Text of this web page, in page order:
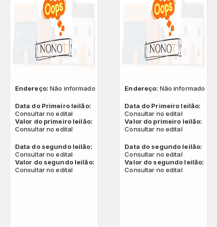
Endereço:Não informado
Data do Primeiro leilão:
Consultar no edital
Valor do primeiro leilão:
Consultar no edital
Data do segundo leilão:
Consultar no edital
Valor do segundo leilão:
Consultar no edital
Endereço: Não informado
Data do Primeiro leilão:
Consultar no edital
Valor do primeiro leilão:
Consultar no edital
Data do segundo leilão:
Consultar no edital
Valor do segundo leilão:
Consultar no edital